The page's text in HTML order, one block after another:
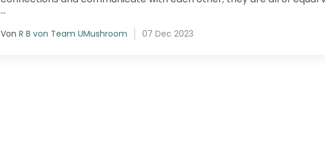
...
Von R B von Team UMushroom 07 Dec 2023